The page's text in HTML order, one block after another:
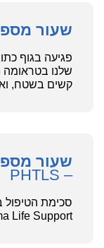
שעור מספר
פגיעה בגוף
שלנו בטראומה
קשים בשטח,
שעור מספר
– PHTLS
Life Support